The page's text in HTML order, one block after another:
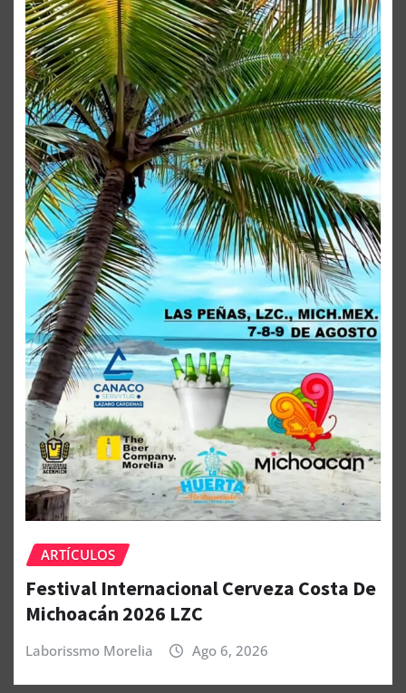
ARTÍCULOS
Festival Internacional Cerveza Costa De
Michoacán 2026 LZC
Laborissmo Morelia Ago 6, 2026